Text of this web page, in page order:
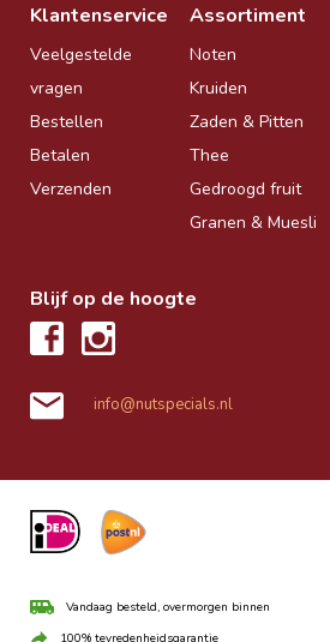
Klantenservice
Veelgestelde
vragen
Bestellen
Betalen
Verzenden
Assortiment
Noten
Kruiden
Zaden & Pitten
Thee
Gedroogd fruit
Granen & Muesli
Blijf op de hoogte
info@nutspecials.nl
Vandaag besteld, overmorgen binnen